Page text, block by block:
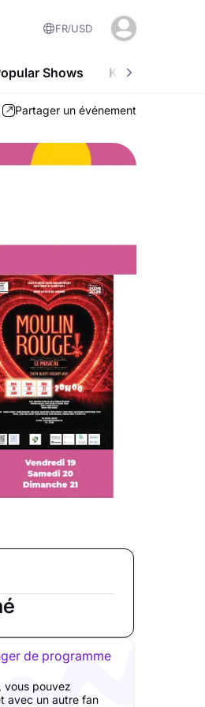
FR USD
Shows Kids-Friendly
Partager un événement
de programme
vous pouvez
avec un autre fan